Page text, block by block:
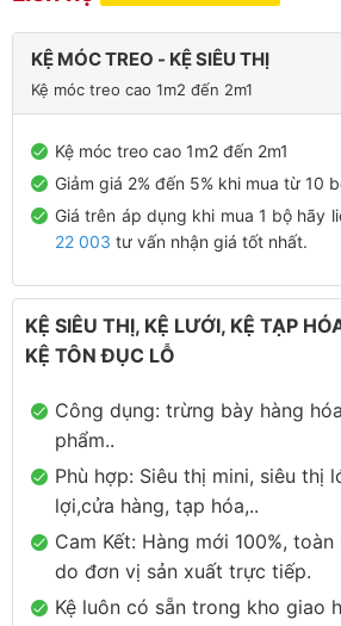
KỆ MÓC TREO - KỆ SIÊU THỊ
Kệ móc treo cao 1m2 đến 2m1
Kệ móc treo cao 1m2 đến 2m1
Giảm giá 2% đến 5% khi mua từ 10
Giá trên áp dụng khi mua 1 bộ hãy
22 003 tư vấn nhận giá tốt nhất.
KỆ SIÊU THỊ, KỆ LƯỚI, KỆ TẠP
KỆ TÔN ĐỤC LỖ
Công dụng: trừng bày hàng
phẩm..
Phù hợp: Siêu thị mini, siêu thị
lợi,cửa hàng, tạp hóa,..
Cam Kết: Hàng mới 100%,
do đơn vị sản xuất trực tiếp.
Kệ luôn có sẵn trong kho giao